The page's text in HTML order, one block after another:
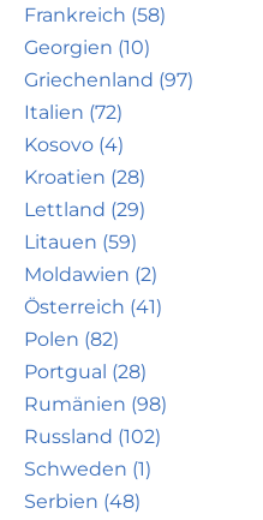
Frankreich (58)
Georgien (10)
Griechenland (97)
Italien (72)
Kosovo (4)
Kroatien (28)
Lettland (29)
Litauen (59)
Moldawien (2)
Österreich (41)
Polen (82)
Portgual (28)
Rumänien (98)
Russland (102)
Schweden (1)
Serbien (48)